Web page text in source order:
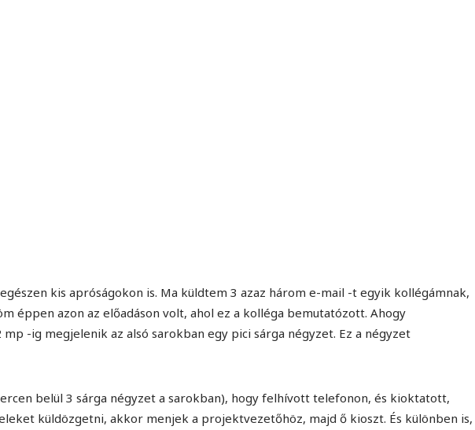
kis apróságokon is. Ma küldtem 3 azaz három e-mail -t egyik kollégámnak,
éppen azon az előadáson volt, ahol ez a kolléga bemutatózott. Ahogy
-ig megjelenik az alsó sarokban egy pici sárga négyzet. Ez a négyzet
belül 3 sárga négyzet a sarokban), hogy felhívott telefonon, és kioktatott,
küldözgetni, akkor menjek a projektvezetőhöz, majd ő kioszt. És különben is,